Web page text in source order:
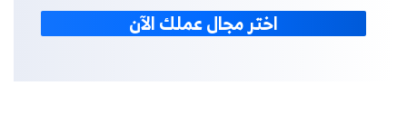
اختر مجال عملك الآن